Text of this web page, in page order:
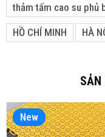
thảm tấm cao su phủ
HỒ CHÍ MINH HÀ
SẢN
New